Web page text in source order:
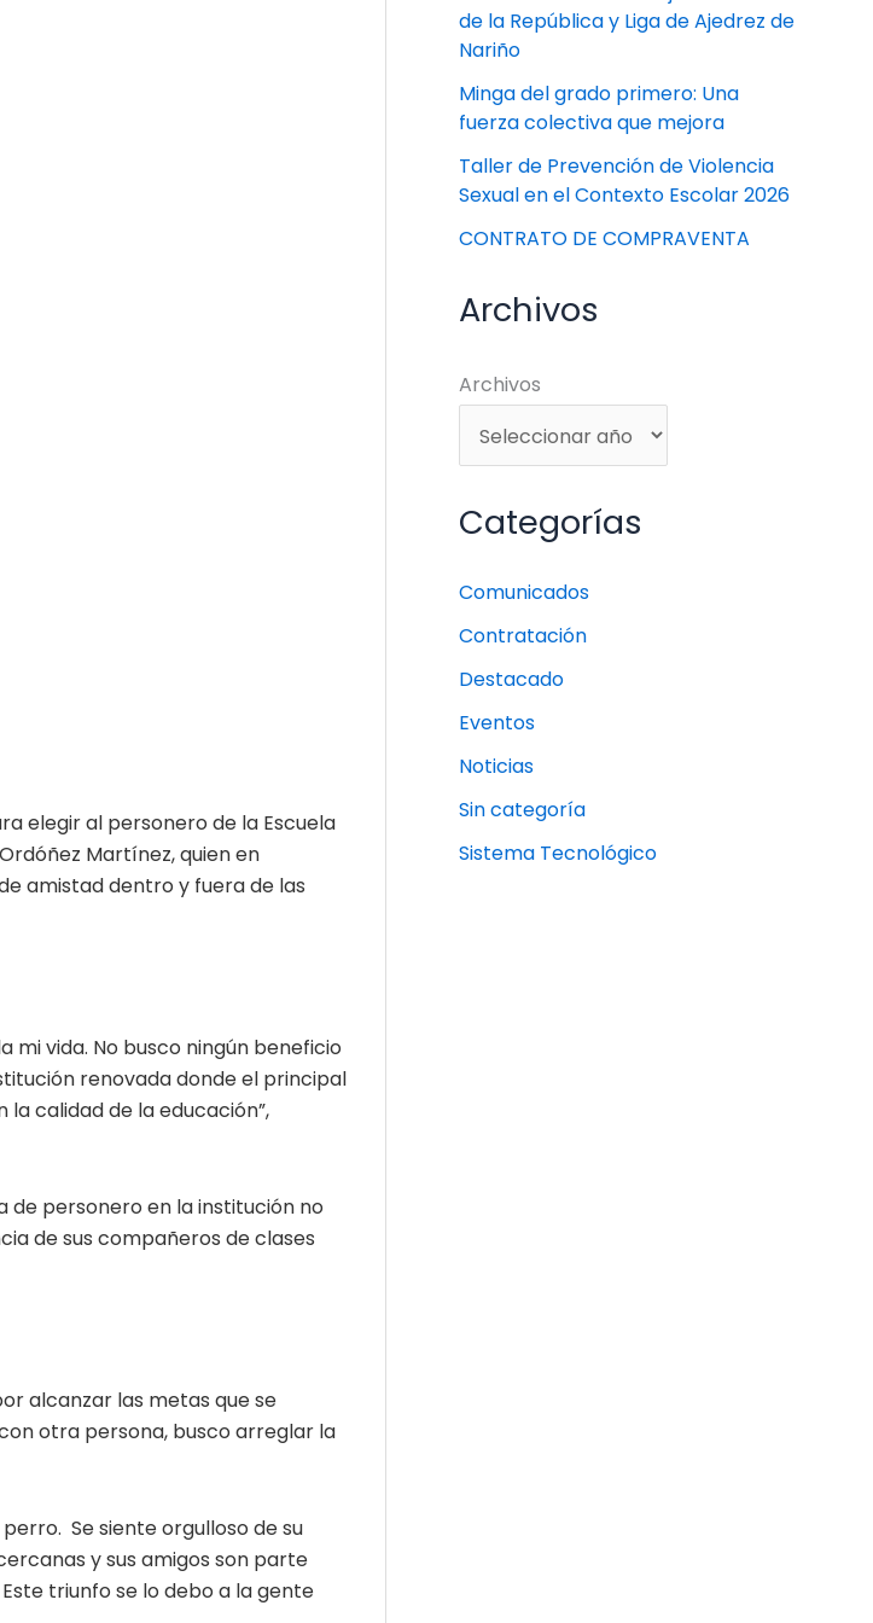
elegir al personero de la Escuela
Martínez, quien en
amistad dentro y fuera de las
vida. No busco ningún beneficio
renovada donde el principal
calidad de la educación”,
de personero en la institución no
de sus compañeros de clases
alcanzar las metas que se
otra persona, busco arreglar la
Se siente orgulloso de su
y sus amigos son parte
triunfo se lo debo a la gente
de la República y Liga de Ajedrez de
Nariño
Minga del grado primero: Una
fuerza colectiva que mejora
Taller de Prevención de Violencia
Sexual en el Contexto Escolar 2026
CONTRATO DE COMPRAVENTA
Archivos
Archivos
Categorías
Comunicados
Contratación
Destacado
Eventos
Noticias
Sin categoría
Sistema Tecnológico